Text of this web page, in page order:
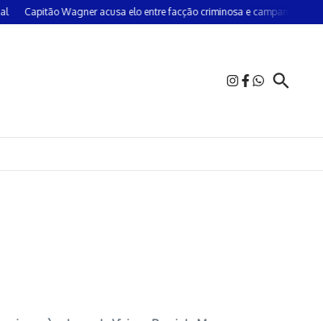
Capitão Wagner acusa elo entre facção criminosa e campanha do PT em